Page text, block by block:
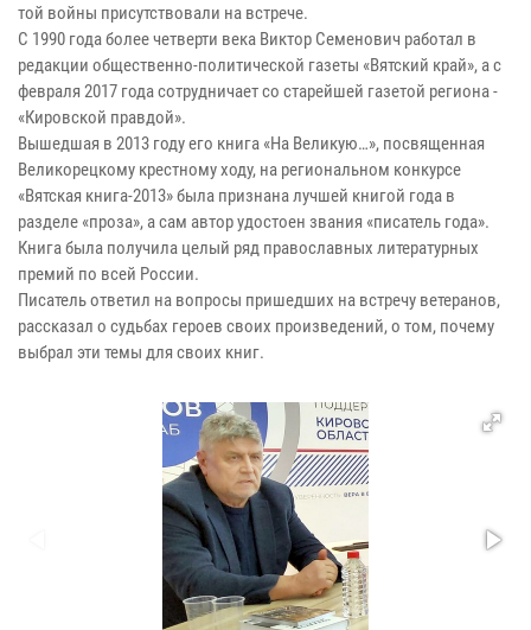
той войны присутствовали на встрече.
С 1990 года более четверти века Виктор Семенович работал в
редакции общественно-политической газеты «Вятский край», а с
февраля 2017 года сотрудничает со старейшей газетой региона -
«Кировской правдой».
Вышедшая в 2013 году его книга «На Великую…», посвященная
Великорецкому крестному ходу, на региональном конкурсе
«Вятская книга-2013» была признана лучшей книгой года в
разделе «проза», а сам автор удостоен звания «писатель года».
Книга была получила целый ряд православных литературных
премий по всей России.
Писатель ответил на вопросы пришедших на встречу ветеранов,
рассказал о судьбах героев своих произведений, о том, почему
выбрал эти темы для своих книг.